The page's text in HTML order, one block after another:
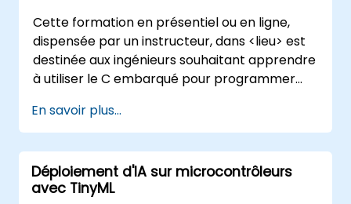
Cette formation en présentiel ou en ligne,
dispensée par un instructeur, dans <lieu> est
destinée aux ingénieurs souhaitant apprendre
à utiliser le C embarqué pour programmer
différentes architectures de processeurs
(8051, ARM CORTEX M-3 et ARM9).
En savoir plus...
Déploiement d'IA sur microcontrôleurs
avec TinyML